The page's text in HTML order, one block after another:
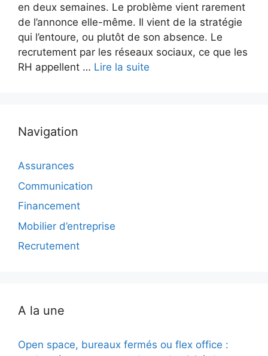
en deux semaines. Le problème vient rarement
de l’annonce elle-même. Il vient de la stratégie
qui l’entoure, ou plutôt de son absence. Le
recrutement par les réseaux sociaux, ce que les
RH appellent … Lire la suite
Navigation
Assurances
Communication
Financement
Mobilier d’entreprise
Recrutement
A la une
Open space, bureaux fermés ou flex office :